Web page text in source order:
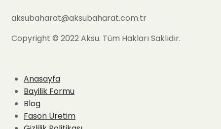
aksubaharat@aksubaharat.com.tr
Copyright © 2022 Aksu. Tüm Hakları Saklıdır.
Anasayfa
Bayilik Formu
Blog
Fason Üretim